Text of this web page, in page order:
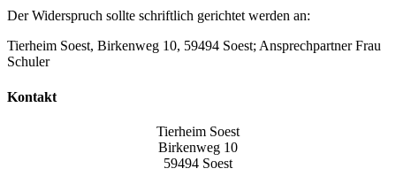
Der Widerspruch sollte schriftlich gerichtet werden an:
Tierheim Soest, Birkenweg 10, 59494 Soest; Ansprechpartner Frau
Schuler
Kontakt
Tierheim Soest
Birkenweg 10
59494 Soest